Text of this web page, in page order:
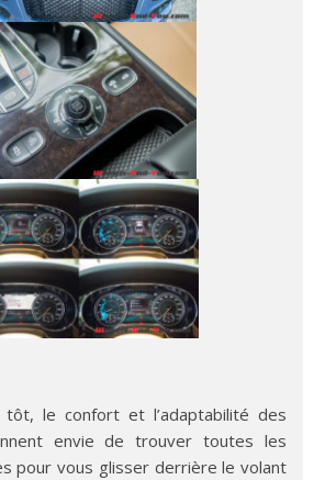
le confort et l’adaptabilité des
envie de trouver toutes les
pour vous glisser derrière le volant